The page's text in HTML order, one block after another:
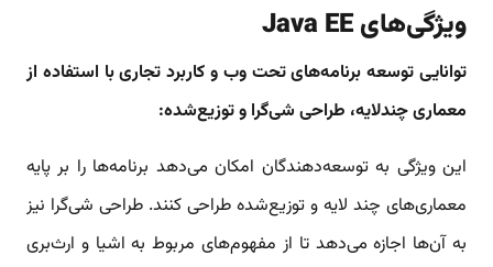
ویژگی‌های Java EE
توانایی توسعه برنامه‌های تحت وب و کاربرد تجاری با استفاده از
معماری چندلایه، طراحی شی‌گرا و توزیع‌شده:
این ویژگی به توسعه‌دهندگان امکان می‌دهد برنامه‌ها را بر پایه
معماری‌های چند لایه و توزیع‌شده طراحی کنند. طراحی شی‌گرا نیز
به آن‌ها اجازه می‌دهد تا از مفهوم‌های مربوط به اشیا و ارث‌بری